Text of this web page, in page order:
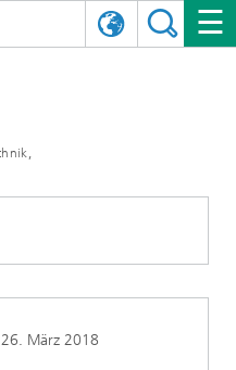
26. März 2018